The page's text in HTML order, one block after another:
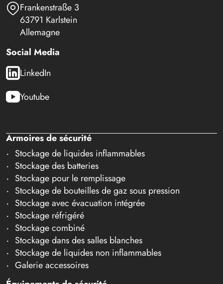
Frankenstraße 3
63791 Karlstein
Allemagne
Social Media
LinkedIn
Youtube
Armoires de sécurité
Stockage de liquides inflammables
Stockage des batteries
Stockage pour le remplissage
Stockage de bouteilles de gaz sous pression
Stockage avec évacuation intégrée
Stockage réfrigéré
Stockage combiné
Stockage dans des salles blanches
Stockage de liquides non inflammables
Galerie accessoires